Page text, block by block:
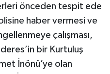
önceden tespit ede
haber vermesi ve
çalışması,
bir Kurtuluş
İnönü’ye olan